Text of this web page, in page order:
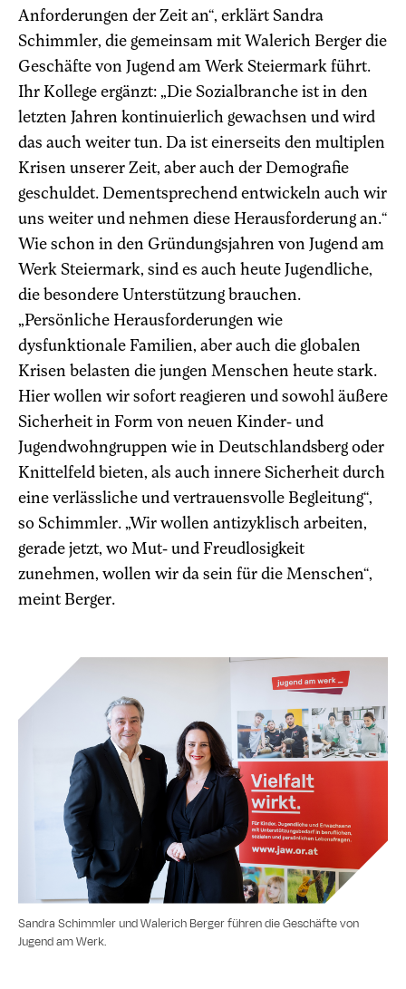
Anforderungen der Zeit an“, erklärt Sandra
Schimmler, die gemeinsam mit Walerich Berger die
Geschäfte von Jugend am Werk Steiermark führt.
Ihr Kollege ergänzt: „Die Sozialbranche ist in den
letzten Jahren kontinuierlich gewachsen und wird
das auch weiter tun. Da ist einerseits den multiplen
Krisen unserer Zeit, aber auch der Demografie
geschuldet. Dementsprechend entwickeln auch wir
uns weiter und nehmen diese Herausforderung an.“
Wie schon in den Gründungsjahren von Jugend am
Werk Steiermark, sind es auch heute Jugendliche,
die besondere Unterstützung brauchen.
„Persönliche Herausforderungen wie
dysfunktionale Familien, aber auch die globalen
Krisen belasten die jungen Menschen heute stark.
Hier wollen wir sofort reagieren und sowohl äußere
Sicherheit in Form von neuen Kinder- und
Jugendwohngruppen wie in Deutschlandsberg oder
Knittelfeld bieten, als auch innere Sicherheit durch
eine verlässliche und vertrauensvolle Begleitung“,
so Schimmler. „Wir wollen antizyklisch arbeiten,
gerade jetzt, wo Mut- und Freudlosigkeit
zunehmen, wollen wir da sein für die Menschen“,
meint Berger.
Sandra Schimmler und Walerich Berger führen die Geschäfte von
Jugend am Werk.